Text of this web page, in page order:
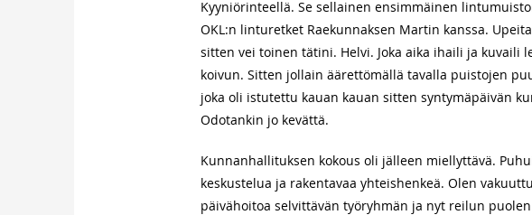
Kyyniörinteellä. Se sellainen ensimmäinen
OKL:n linturetket Raekunnaksen Martin kanssa.
sitten vei toinen tätini. Helvi. Joka aika ihaili ja
koivun. Sitten jollain äärettömällä tavalla puistojen
joka oli istutettu kauan kauan sitten syntymäpäivän
Odotankin jo kevättä.
Kunnanhallituksen kokous oli jälleen miellyttävä.
keskustelua ja rakentavaa yhteishenkeä. Olen
päivähoitoa selvittävän työryhmän ja nyt reilun